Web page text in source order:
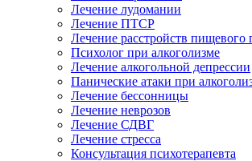
Лечение лудомании
Лечение ПТСР
Лечение расстройств пищевого
Психолог при алкоголизме
Лечение алкогольной депрессии
Панические атаки при
Лечение бессонницы
Лечение неврозов
Лечение СДВГ
Лечение стресса
Консультация психотерапевта